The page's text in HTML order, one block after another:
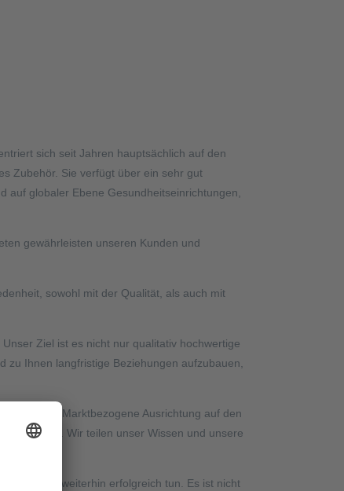
sich seit Jahren hauptsächlich auf den
Zubehör. Sie verfügt über ein sehr gut
auf globaler Ebene Gesundheitseinrichtungen,
gewährleisten unseren Kunden und
sowohl mit der Qualität, als auch mit
Ziel ist es nicht nur qualitativ hochwertige
zu Ihnen langfristige Beziehungen aufzubauen,
sind. Marktbezogene Ausrichtung auf den
an. Wir teilen unser Wissen und unsere
wir auch weiterhin erfolgreich tun. Es ist nicht